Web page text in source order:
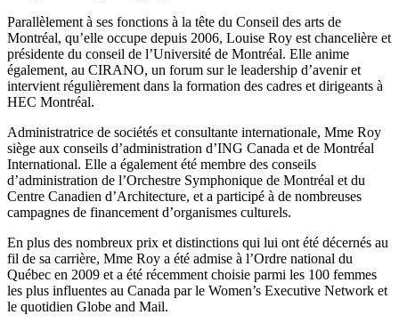
Parallèlement à ses fonctions à la tête du Conseil des arts de
Montréal, qu’elle occupe depuis 2006, Louise Roy est chancelière et
présidente du conseil de l’Université de Montréal. Elle anime
également, au CIRANO, un forum sur le leadership d’avenir et
intervient régulièrement dans la formation des cadres et dirigeants à
HEC Montréal.
Administratrice de sociétés et consultante internationale, Mme Roy
siège aux conseils d’administration d’ING Canada et de Montréal
International. Elle a également été membre des conseils
d’administration de l’Orchestre Symphonique de Montréal et du
Centre Canadien d’Architecture, et a participé à de nombreuses
campagnes de financement d’organismes culturels.
En plus des nombreux prix et distinctions qui lui ont été décernés au
fil de sa carrière, Mme Roy a été admise à l’Ordre national du
Québec en 2009 et a été récemment choisie parmi les 100 femmes
les plus influentes au Canada par le Women’s Executive Network et
le quotidien Globe and Mail.